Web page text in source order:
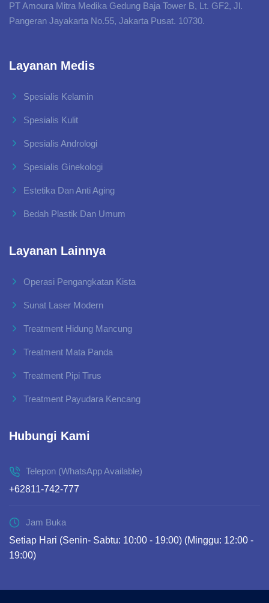
PT Amoura Mitra Medika Gedung Baja Tower B, Lt. GF2, Jl.
Pangeran Jayakarta No.55, Jakarta Pusat. 10730.
Layanan Medis
Spesialis Kelamin
Spesialis Kulit
Spesialis Andrologi
Spesialis Ginekologi
Estetika Dan Anti Aging
Bedah Plastik Dan Umum
Layanan Lainnya
Operasi Pengangkatan Kista
Sunat Laser Modern
Treatment Hidung Mancung
Treatment Mata Panda
Treatment Pipi Tirus
Treatment Payudara Kencang
Hubungi Kami
Telepon (WhatsApp Available)
+62811-742-777
Jam Buka
Setiap Hari (Senin- Sabtu: 10:00 - 19:00) (Minggu: 12:00 -
19:00)